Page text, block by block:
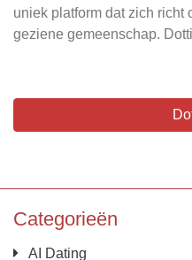
Categorieën
AI Dating
uniek platform dat zich richt
geziene gemeenschap.